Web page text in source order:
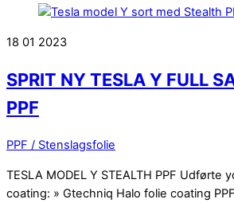
18 01 2023
SPRIT NY TESLA Y FULL
PPF
PPF / Stenslagsfolie
TESLA MODEL Y STEALTH PPF Udførte
coating: » Gtechniq Halo folie coating